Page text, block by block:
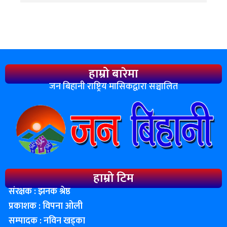
हाम्रो बारेमा
जन बिहानी राष्ट्रिय मासिकद्वारा सञ्चालित
हाम्रो टिम
संरक्षक : झनक श्रेष्ठ
प्रकाशक : विपना ओली
सम्पादक : नविन खड्का